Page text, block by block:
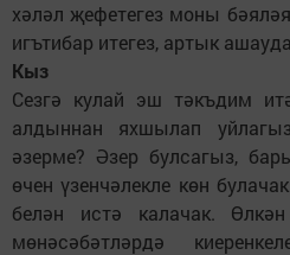
хәләл җефетегез моны
игътибар итегез, артык
Кыз
Сезгә кулай эш тәкъдим
алдыннан яхшылап
әзерме? Әзер булсагыз,
өчен үзенчәлекле көн
белән истә калачак.
мөнәсәбәтләрдә